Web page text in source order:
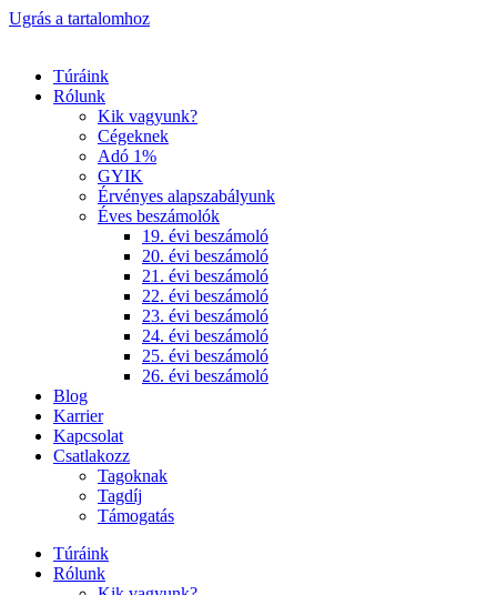
Ugrás a tartalomhoz
Túráink
Rólunk
Kik vagyunk?
Cégeknek
Adó 1%
GYIK
Érvényes alapszabályunk
Éves beszámolók
19. évi beszámoló
20. évi beszámoló
21. évi beszámoló
22. évi beszámoló
23. évi beszámoló
24. évi beszámoló
25. évi beszámoló
26. évi beszámoló
Blog
Karrier
Kapcsolat
Csatlakozz
Tagoknak
Tagdíj
Támogatás
Túráink
Rólunk